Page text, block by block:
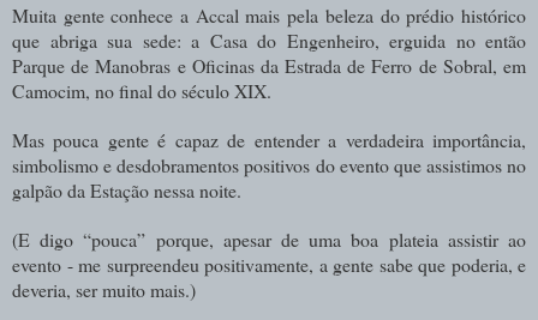
Muita gente conhece a Accal mais pela beleza do prédio histórico
que abriga sua sede: a Casa do Engenheiro, erguida no então
Parque de Manobras e Oficinas da Estrada de Ferro de Sobral, em
Camocim, no final do século XIX.
Mas pouca gente é capaz de entender a verdadeira importância,
simbolismo e desdobramentos positivos do evento que assistimos no
galpão da Estação nessa noite.
(E digo “pouca” porque, apesar de uma boa plateia assistir ao
evento - me surpreendeu positivamente, a gente sabe que poderia, e
deveria, ser muito mais.)